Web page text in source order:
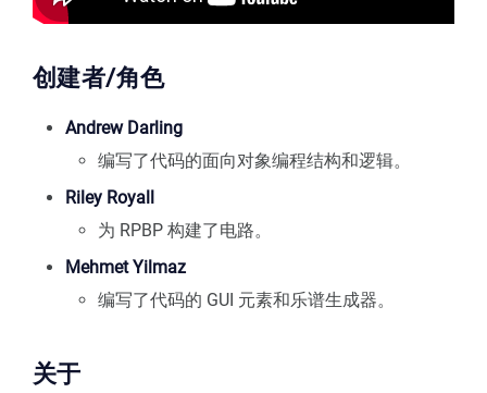
创建者/角色
Andrew Darling
编写了代码的面向对象编程结构和逻辑。
Riley Royall
为 RPBP 构建了电路。
Mehmet Yilmaz
编写了代码的 GUI 元素和乐谱生成器。
关于